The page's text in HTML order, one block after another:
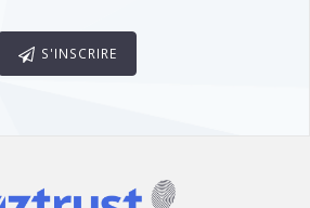
S'INSCRIRE